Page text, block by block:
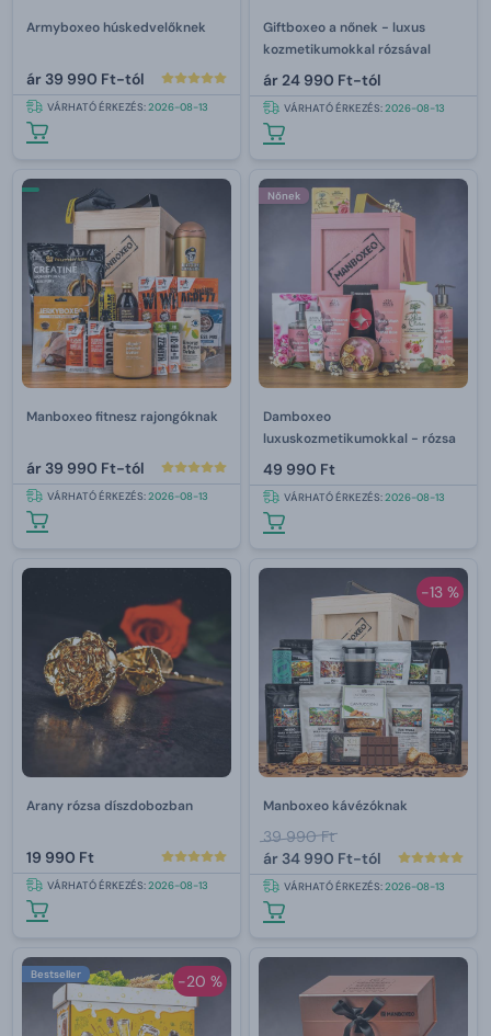
Armyboxeo húskedvelőknek
ár39 990 Ft-tól
VÁRHATÓ ÉRKEZÉS:2026-08-13
Giftboxeo a nőnek - luxus
kozmetikumokkal rózsával
ár24 990 Ft-tól
VÁRHATÓ ÉRKEZÉS:2026-08-13
Manboxeo fitnesz rajongóknak
ár39 990 Ft-tól
VÁRHATÓ ÉRKEZÉS:2026-08-13
Nőnek
Damboxeo
luxuskozmetikumokkal - rózsa
49 990 Ft
VÁRHATÓ ÉRKEZÉS:2026-08-13
Arany rózsa díszdobozban
19 990 Ft
VÁRHATÓ ÉRKEZÉS:2026-08-13
-13 %
Manboxeo kávézóknak
39 990 Ft
ár34 990 Ft-tól
VÁRHATÓ ÉRKEZÉS:2026-08-13
-20 %
Bestseller